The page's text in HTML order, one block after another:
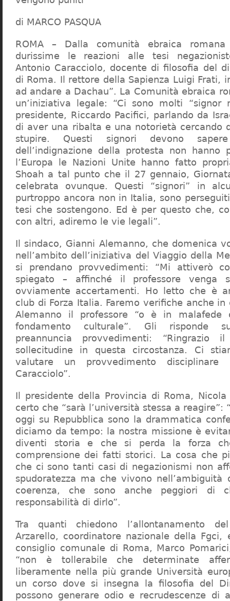
di MARCO PASQUA
ROMA – Dalla comunità ebraica
durissime le reazioni alle tesi
Antonio Caracciolo, docente di filosofia del
di Roma. Il rettore della Sapienza Luigi Frati,
ad andare a Dachau”. La Comunità ebraica
un’iniziativa legale: “Ci sono molti “signor
presidente, Riccardo Pacifici, parlando da
di aver una ribalta e una notorietà cercando
stupire. Questi signori devono
dell’indignazione della protesta non hanno
l’Europa le Nazioni Unite hanno fatto
Shoah a tal punto che il 27 gennaio,
celebrata ovunque. Questi “signori” in
purtroppo ancora non in Italia, sono
tesi che sostengono. Ed è per questo che,
con altri, adiremo le vie legali”.
Il sindaco, Gianni Alemanno, che domenica
nell’ambito dell’iniziativa del Viaggio della
si prendano provvedimenti: “Mi attiverò
spiegato – affinché il professore venga
ovviamente accertamenti. Ho letto che è
club di Forza Italia. Faremo verifiche anche in
Alemanno il professore “o è in malafede
fondamento culturale”. Gli risponde
preannuncia provvedimenti:
sollecitudine in questa circostanza. Ci
valutare un provvedimento
Caracciolo”.
Il presidente della Provincia di Roma,
certo che “sarà l’università stessa a reagire”:
oggi su Repubblica sono la drammatica
diciamo da tempo: la nostra missione è
diventi storia e che si perda la forza
comprensione dei fatti storici. La cosa che
che ci sono tanti casi di negazionismi non
spudoratezza ma che vivono nell’ambiguità
coerenza, che sono anche peggiori di
responsabilità di dirlo”.
Tra quanti chiedono l’allontanamento
Arzarello, coordinatore nazionale della
consiglio comunale di Roma, Marco
“non è tollerabile che determinate
liberamente nella più grande Università
un corso dove si insegna la filosofia del
possono generare odio e recrudescenze di